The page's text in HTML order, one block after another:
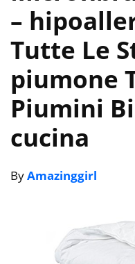
–
Tutte Le
piumone
Piumini
cucina
ByAmazinggirl